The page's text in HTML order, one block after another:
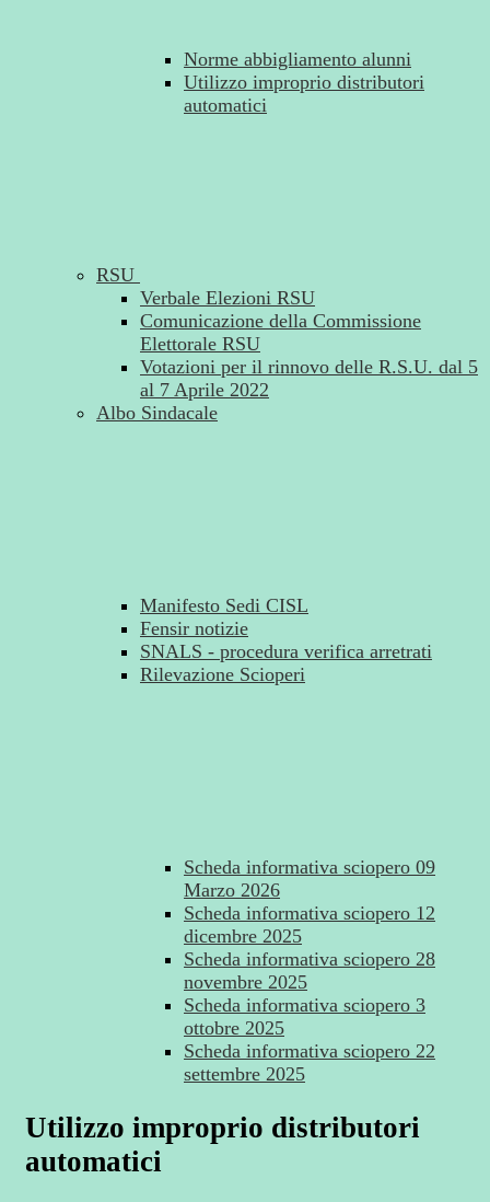
Norme abbigliamento alunni
Utilizzo improprio distributori
automatici
RSU
Verbale Elezioni RSU
Comunicazione della Commissione
Elettorale RSU
Votazioni per il rinnovo delle R.S.U. dal 5
al 7 Aprile 2022
Albo Sindacale
Manifesto Sedi CISL
Fensir notizie
SNALS - procedura verifica arretrati
Rilevazione Scioperi
Scheda informativa sciopero 09
Marzo 2026
Scheda informativa sciopero 12
dicembre 2025
Scheda informativa sciopero 28
novembre 2025
Scheda informativa sciopero 3
ottobre 2025
Scheda informativa sciopero 22
settembre 2025
Utilizzo improprio distributori
automatici